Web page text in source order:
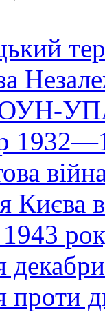
УПА
Києва
1943
проти